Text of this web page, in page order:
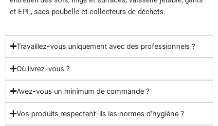
et EPI , sacs poubelle et collecteurs de déchets.
Travaillez-vous uniquement avec des professionnels ?
Où livrez-vous ?
Avez-vous un minimum de commande ?
Vos produits respectent-ils les normes d’hygiène ?